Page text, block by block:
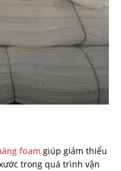
foam giúp giảm thiểu
trong quá trình vận